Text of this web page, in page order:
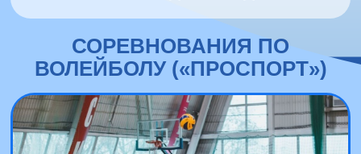
СОРЕВНОВАНИЯ ПО
ВОЛЕЙБОЛУ («ПРОСПОРТ»)